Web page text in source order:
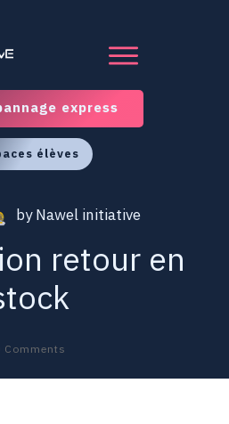
express
élèves
byNawel initiative
retour en
Comments